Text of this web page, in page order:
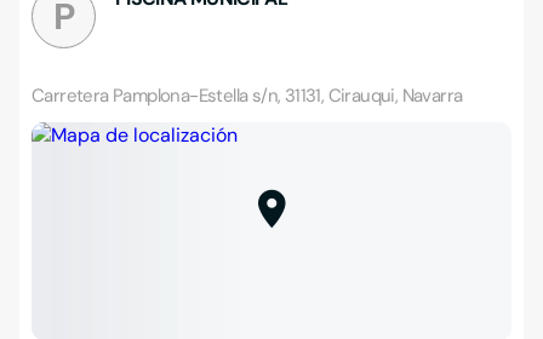
P
Carretera Pamplona-Estella s/n, 31131, Cirauqui, Navarra